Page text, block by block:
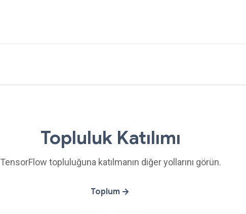
Topluluk Katılımı
TensorFlow topluluğuna katılmanın diğer yollarını görün.
Toplum